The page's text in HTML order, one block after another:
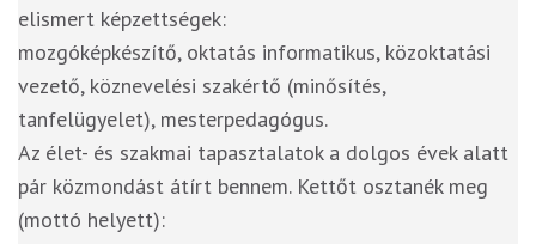
elismert képzettségek:
mozgóképkészítő, oktatás informatikus, közoktatási
vezető, köznevelési szakértő (minősítés,
tanfelügyelet), mesterpedagógus.
Az élet- és szakmai tapasztalatok a dolgos évek alatt
pár közmondást átírt bennem. Kettőt osztanék meg
(mottó helyett):